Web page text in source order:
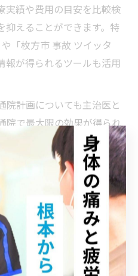
実績や費用の目安を比較検
抑えることができます。特
「枚方市 事故 ツイッタ
報が得られるツールも活用
院計画についても主治医と
院で最大限の効果が得られ
約につながります。費用に
通事故相談窓口や専門家に
険適用の注意点
、多くの場合保険でカバー
か注意点があります。ま
機関での治療や、医師の指